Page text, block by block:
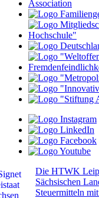
Die HTWK
Sächsischen
Steuermitteln